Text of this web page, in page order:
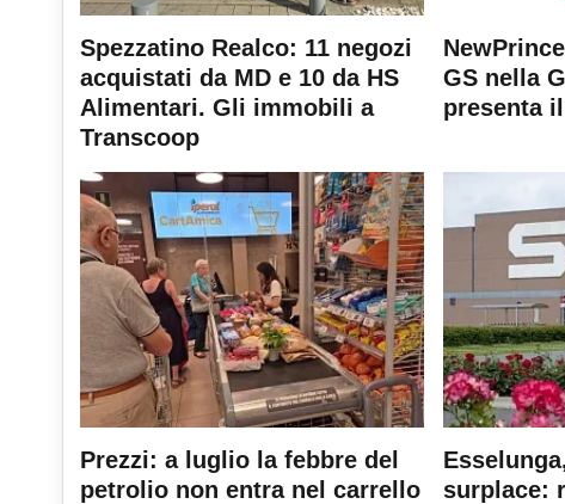
Spezzatino Realco: 11 negozi
acquistati da MD e 10 da HS
Alimentari. Gli immobili a
Transcoop
GS nella
presenta
Prezzi: a luglio la febbre del
petrolio non entra nel carrello
surplace: